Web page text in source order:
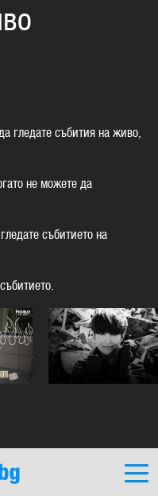
гледате събития на живо,
не можете да
събитието на